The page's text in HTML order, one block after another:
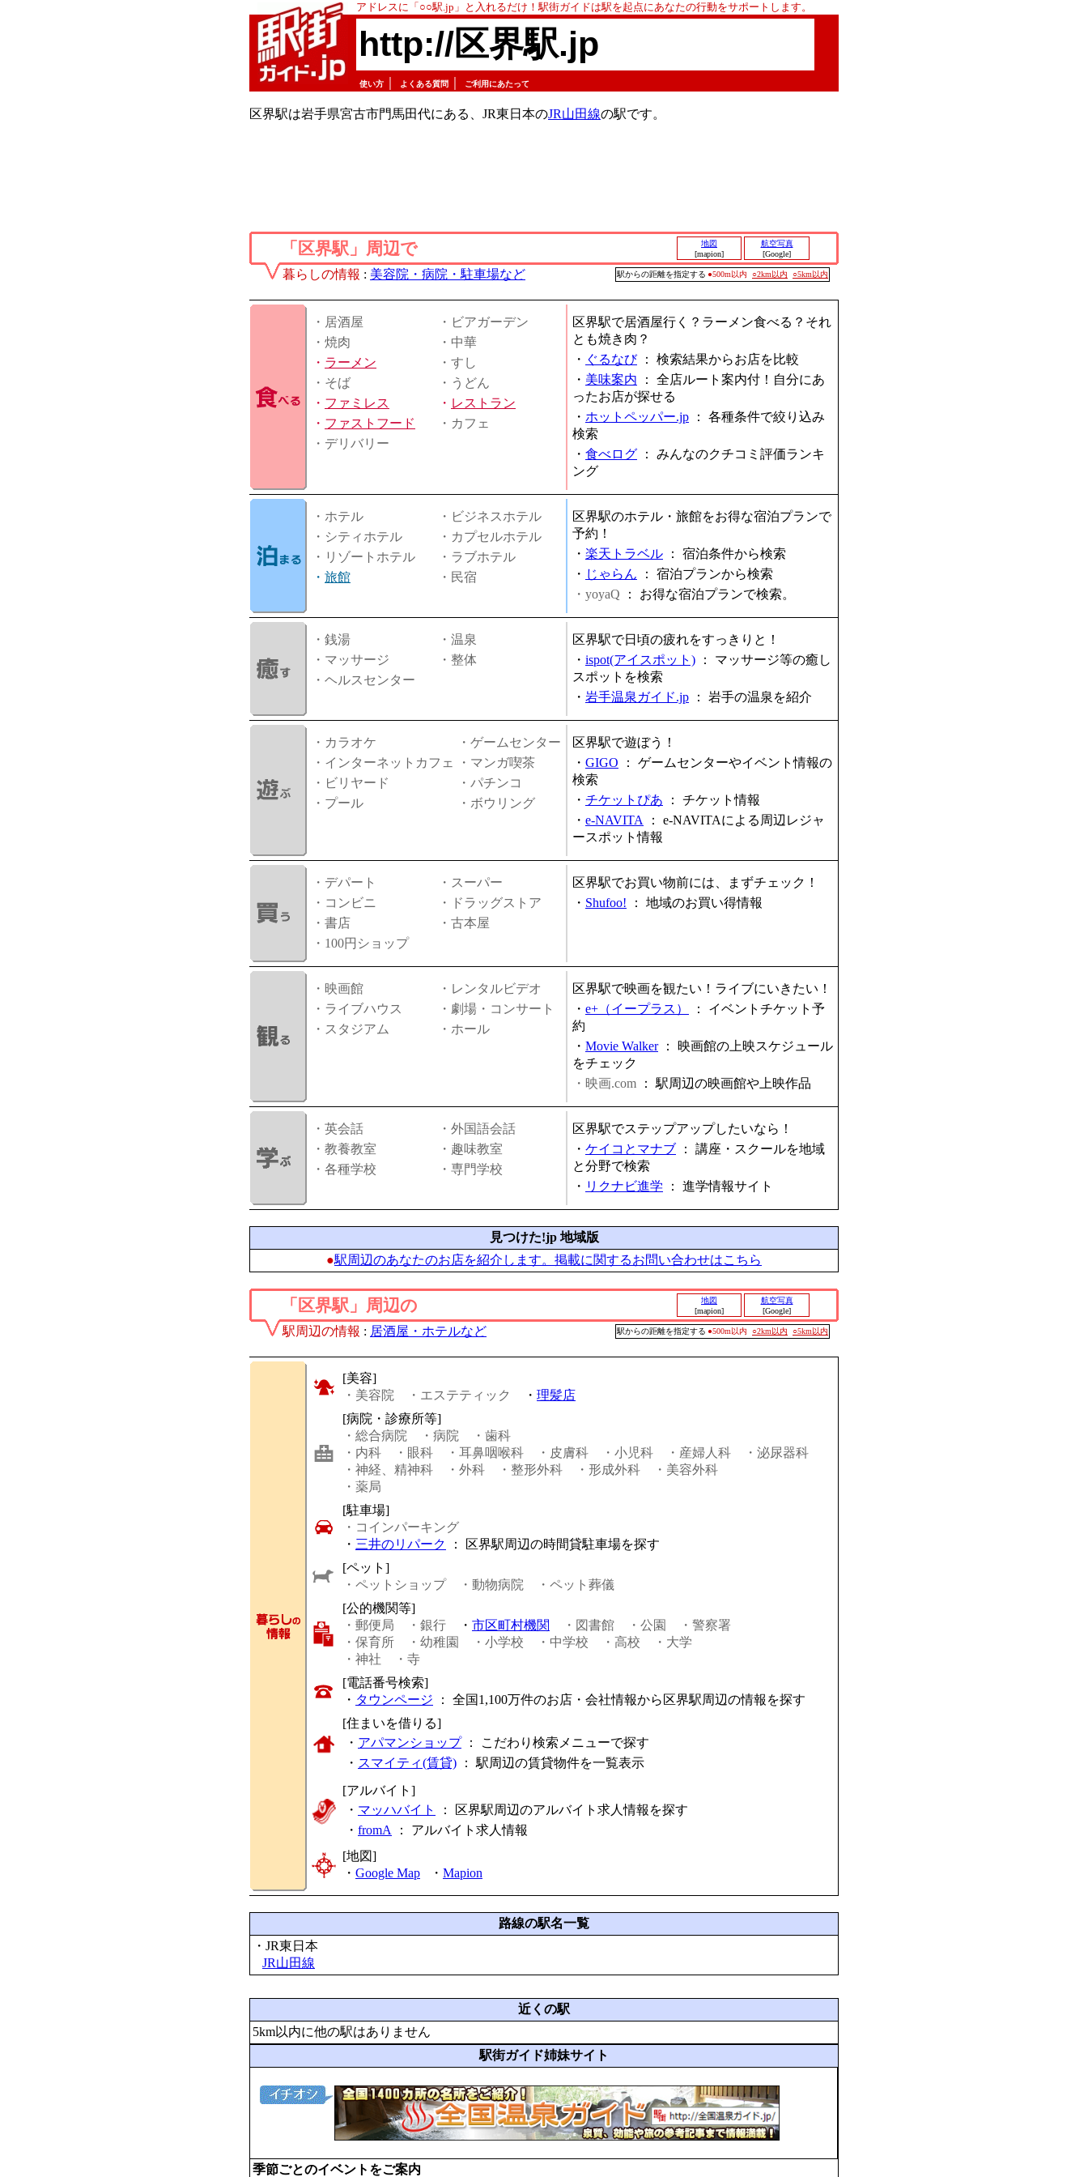
アドレスに「○○駅.jp」と入れるだけ！駅街ガイドは駅を起点にあなたの行動をサポートします。
http://区界駅.jp
使い方 よくある質問 ご利用にあたって
区界駅は岩手県宮古市門馬田代にある、JR東日本のJR山田線の駅です。
「区界駅」周辺で
地図
[mapion]
航空写真
[Google]
暮らしの情報 : 美容院・病院・駐車場など 駅からの距離を指定する ●500m以内 ○2km以内 ○5km以内
・居酒屋
・ビアガーデン
・焼肉
・中華
・ ラーメン
・すし
・そば
・うどん
・ ファミレス ・ レストラン
・ ファストフード
・カフェ
・デリバリー
区界駅で居酒屋行く？ラーメン食べる？それ
とも焼き肉？
・ ぐるなび： 検索結果からお店を比較
・ 美味案内 ： 全店ルート案内付！自分にあ
ったお店が探せる
・ ホットペッパー.jp ： 各種条件で絞り込み
検索
・ 食べログ ： みんなのクチコミ評価ランキ
ング
・ホテル
・ビジネスホテル
・シティホテル
・カプセルホテル
・リゾートホテル
・ラブホテル
・ 旅館 ・民宿
区界駅のホテル・旅館をお得な宿泊プランで
予約！
・ 楽天トラベル ： 宿泊条件から検索
・ じゃらん ： 宿泊プランから検索
・yoyaQ ： お得な宿泊プランで検索。
・銭湯
・温泉
・マッサージ
・整体
・ヘルスセンター
区界駅で日頃の疲れをすっきりと！
・ ispot(アイスポット) ： マッサージ等の癒し
スポットを検索
・ 岩手温泉ガイド.jp ： 岩手の温泉を紹介
・カラオケ
・ゲームセンター
・インターネットカフェ
・マンガ喫茶
・ビリヤード
・パチンコ
・プール
・ボウリング
区界駅で遊ぼう！
・ GIGO ： ゲームセンターやイベント情報の
検索
・ チケットぴあ ： チケット情報
・ e-NAVITA ： e-NAVITAによる周辺レジャ
ースポット情報
・デパート
・スーパー
・コンビニ
・ドラッグストア
・書店
・古本屋
・100円ショップ
区界駅でお買い物前には、まずチェック！
・ Shufoo! ： 地域のお買い得情報
・映画館
・レンタルビデオ
・ライブハウス
・劇場・コンサート
・スタジアム
・ホール
区界駅で映画を観たい！ライブにいきたい！
・ e+（イープラス） ： イベントチケット予
約
・ Movie Walker： 映画館の上映スケジュール
をチェック
・映画.com ： 駅周辺の映画館や上映作品
・英会話
・外国語会話
・教養教室
・趣味教室
・各種学校
・専門学校
区界駅でステップアップしたいなら！
・ ケイコとマナブ ： 講座・スクールを地域
と分野で検索
・ リクナビ進学 ： 進学情報サイト
見つけた!jp 地域版
●駅周辺のあなたのお店を紹介します。掲載に関するお問い合わせはこちら
「区界駅」周辺の
地図
[mapion]
航空写真
[Google]
駅周辺の情報 : 居酒屋・ホテルなど 駅からの距離を指定する ●500m以内 ○2km以内 ○5km以内
[美容]
・美容院
・エステティック ・ 理髪店
[病院・診療所等]
・総合病院
・病院
・歯科
・内科
・眼科 ・耳鼻咽喉科 ・皮膚科 ・小児科 ・産婦人科
・泌尿器科
・神経、精神科
・外科 ・整形外科 ・形成外科
・美容外科
・薬局
[駐車場]
・コインパーキング
・ 三井のリパーク
： 区界駅周辺の時間貸駐車場を探す
[ペット]
・ペットショップ
・動物病院
・ペット葬儀
[公的機関等]
・郵便局
・銀行 ・ 市区町村機関 ・図書館 ・公園
・警察署
・保育所
・幼稚園 ・小学校 ・中学校 ・高校
・大学
・神社
・寺
[電話番号検索]
・ タウンページ ： 全国1,100万件のお店・会社情報から区界駅周辺の情報を探す
[住まいを借りる]
・ アパマンショップ： こだわり検索メニューで探す
・ スマイティ(賃貸) ： 駅周辺の賃貸物件を一覧表示
[アルバイト]
・ マッハバイト
： 区界駅周辺のアルバイト求人情報を探す
・ fromA ： アルバイト求人情報
[地図]
・ Google Map ・ Mapion
路線の駅名一覧
・JR東日本
JR山田線
近くの駅
5km以内に他の駅はありません
駅街ガイド姉妹サイト
季節ごとのイベントをご案内